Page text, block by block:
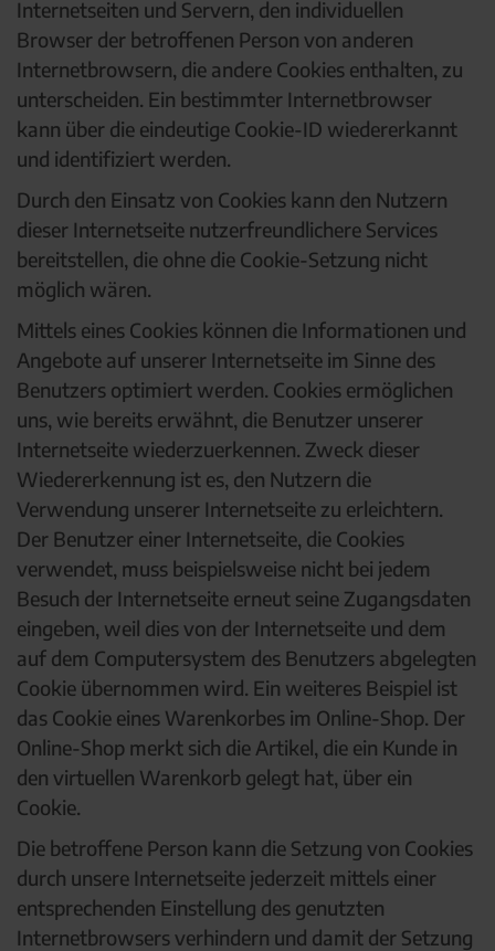
Internetseiten und Servern, den individuellen
Browser der betroffenen Person von anderen
Internetbrowsern, die andere Cookies enthalten, zu
unterscheiden. Ein bestimmter Internetbrowser
kann über die eindeutige Cookie-ID wiedererkannt
und identifiziert werden.
Durch den Einsatz von Cookies kann den Nutzern
dieser Internetseite nutzerfreundlichere Services
bereitstellen, die ohne die Cookie-Setzung nicht
möglich wären.
Mittels eines Cookies können die Informationen und
Angebote auf unserer Internetseite im Sinne des
Benutzers optimiert werden. Cookies ermöglichen
uns, wie bereits erwähnt, die Benutzer unserer
Internetseite wiederzuerkennen. Zweck dieser
Wiedererkennung ist es, den Nutzern die
Verwendung unserer Internetseite zu erleichtern.
Der Benutzer einer Internetseite, die Cookies
verwendet, muss beispielsweise nicht bei jedem
Besuch der Internetseite erneut seine Zugangsdaten
eingeben, weil dies von der Internetseite und dem
auf dem Computersystem des Benutzers abgelegten
Cookie übernommen wird. Ein weiteres Beispiel ist
das Cookie eines Warenkorbes im Online-Shop. Der
Online-Shop merkt sich die Artikel, die ein Kunde in
den virtuellen Warenkorb gelegt hat, über ein
Cookie.
Die betroffene Person kann die Setzung von Cookies
durch unsere Internetseite jederzeit mittels einer
entsprechenden Einstellung des genutzten
Internetbrowsers verhindern und damit der Setzung